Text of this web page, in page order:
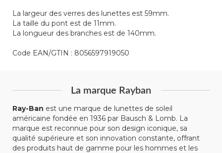
La largeur des verres des lunettes est 59mm.
La taille du pont est de 11mm.
La longueur des branches est de 140mm.
Code EAN/GTIN : 8056597919050
La marque Rayban
Ray-Ban est une marque de lunettes de soleil
américaine fondée en 1936 par Bausch & Lomb. La
marque est reconnue pour son design iconique, sa
qualité supérieure et son innovation constante, offrant
des produits haut de gamme pour les hommes et les